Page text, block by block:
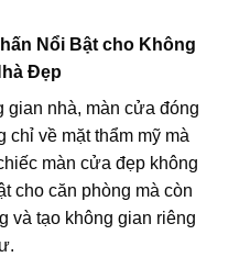
Nổi Bật cho Không
Đẹp
gian nhà, màn cửa đóng
chỉ về mặt thẩm mỹ mà
màn cửa đẹp không
cho căn phòng mà còn
và tạo không gian riêng